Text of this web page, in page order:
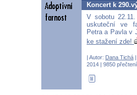
Koncert k
V sobotu
uskuteční ve
Petra a Pavla v
ke stažení zde!
| Autor: Dana Tichá
2014 | 9850